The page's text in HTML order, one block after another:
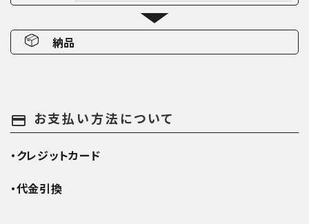
納品
payment お支払い方法について
・クレジットカード
・代金引換